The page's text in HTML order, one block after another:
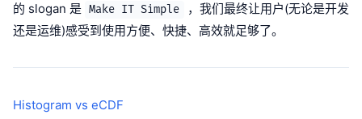
的 slogan 是 Make IT Simple
，我们最终让用户(无论是开发
还是运维)感受到使用方便、快捷、高效就足够了。
Histogram vs eCDF